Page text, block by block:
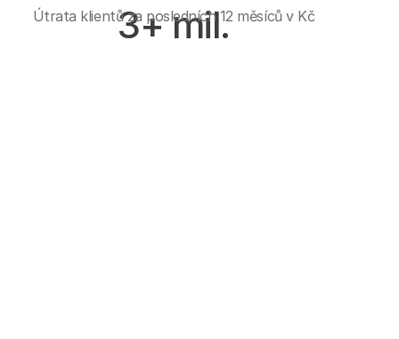
3+ mil.
Útrata klientů za posledních 12 měsíců v Kč